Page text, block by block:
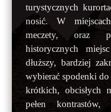
turystycznych
nosić. W
meczety, oraz
historycznych
dłuższy, bardziej
wybierać spodenki
krótkich, obcisłych
pełen